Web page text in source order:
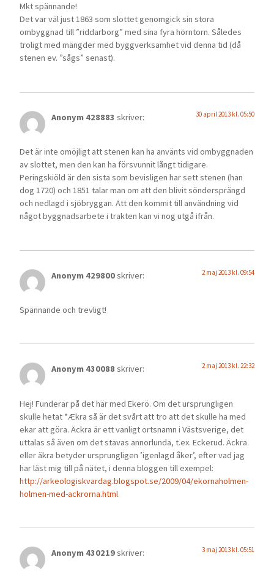
Mkt spännande!
Det var väl just 1863 som slottet genomgick sin stora
ombyggnad till ”riddarborg” med sina fyra hörntorn. Således
troligt med mängder med byggverksamhet vid denna tid (då
stenen ev. ”sågs” senast).
Anonym 428883 skriver: 30 april 2013 kl. 05:50
Det är inte omöjligt att stenen kan ha använts vid ombyggnaden
av slottet, men den kan ha försvunnit långt tidigare.
Peringskiöld är den sista som bevisligen har sett stenen (han
dog 1720) och 1851 talar man om att den blivit söndersprängd
och nedlagd i sjöbryggan. Att den kommit till användning vid
något byggnadsarbete i trakten kan vi nog utgå ifrån.
Anonym 429800skriver: 2 maj 2013 kl. 09:54
Spännande och trevligt!
Anonym 430088 skriver: 2 maj 2013 kl. 22:32
Hej! Funderar på det här med Ekerö. Om det ursprungligen
skulle hetat *Ækra så är det svårt att tro att det skulle ha med
ekar att göra. Äckra är ett vanligt ortsnamn i Västsverige, det
uttalas så även om det stavas annorlunda, t.ex. Eckerud. Äckra
eller äkra betyder ursprungligen ’igenlagd åker’, efter vad jag
har läst mig till på nätet, i denna bloggen till exempel:
http://arkeologiskvardag.blogspot.se/2009/04/ekornaholmen-
holmen-med-ackrorna.html
Anonym 430219skriver: 3 maj 2013 kl. 05:51